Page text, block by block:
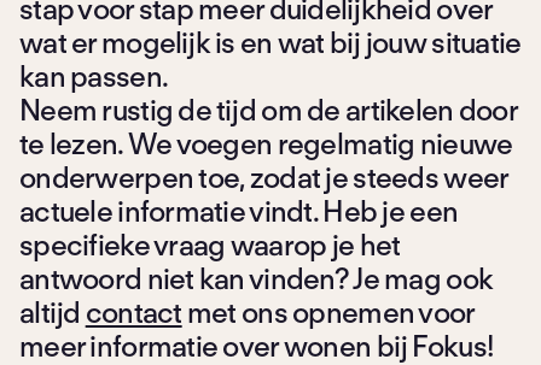
stap voor stap meer duidelijkheid over
wat er mogelijk is en wat bij jouw situatie
kan passen.
Neem rustig de tijd om de artikelen door
te lezen. We voegen regelmatig nieuwe
onderwerpen toe, zodat je steeds weer
actuele informatie vindt. Heb je een
specifieke vraag waarop je het
antwoord niet kan vinden? Je mag ook
altijd contact met ons opnemen voor
meer informatie over wonen bij Fokus!